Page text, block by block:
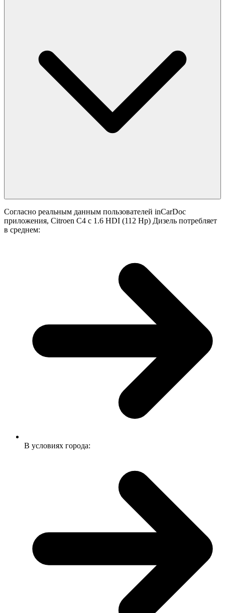
Согласно реальным данным пользователей inCarDoc
приложения, Citroen C4 с 1.6 HDI (112 Hp) Дизель потребляет
в среднем:
В условиях города: